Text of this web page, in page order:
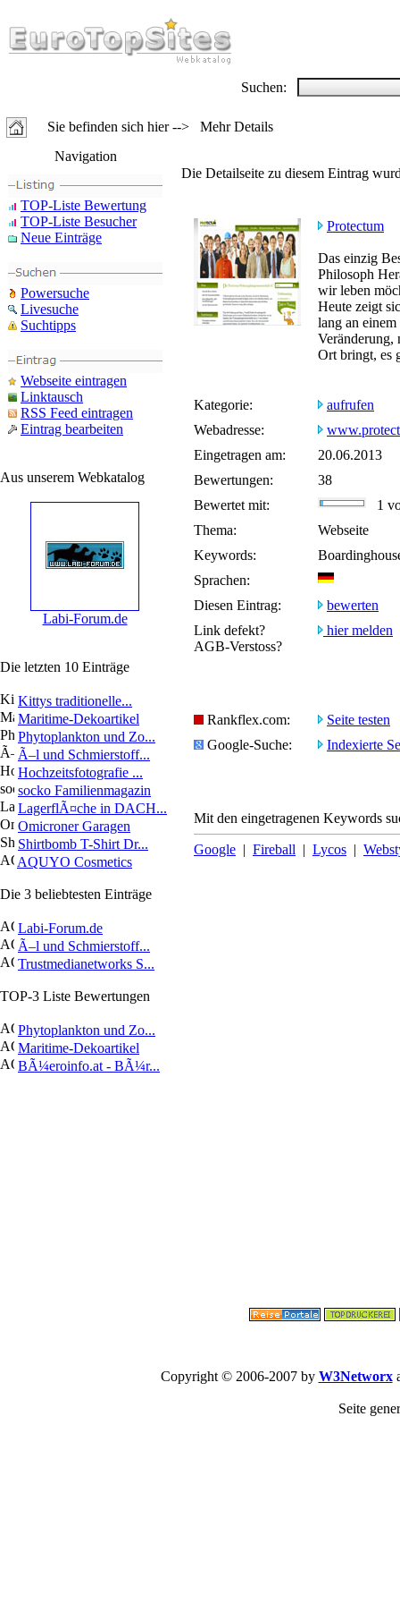
Suchen:
Sie befinden sich hier --> Mehr Details
Navigation
TOP-Liste Bewertung
TOP-Liste Besucher
Neue Einträge
Powersuche
Livesuche
Suchtipps
Webseite eintragen
Linktausch
RSS Feed eintragen
Eintrag bearbeiten
Aus unserem Webkatalog
Labi-Forum.de
Die letzten 10 Einträge
Kittys traditionelle...
Maritime-Dekoartikel
Phytoplankton und Zo...
Ã–l und Schmierstoff...
Hochzeitsfotografie ...
socko Familienmagazin
LagerflÃ¤che in DACH...
Omicroner Garagen
Shirtbomb T-Shirt Dr...
AQUYO Cosmetics
Die 3 beliebtesten Einträge
Labi-Forum.de
Ã–l und Schmierstoff...
Trustmedianetworks S...
TOP-3 Liste Bewertungen
Phytoplankton und Zo...
Maritime-Dekoartikel
BÃ¼eroinfo.at - BÃ¼r...
Die Detailseite zu diesem Eintrag
Protectum
Das einzig
Philosoph
wir leben
Heute zeigt
lang an
Veränderung,
Ort bringt, es
Kategorie:
aufrufen
Webadresse:
Eingetragen am:
20.06.2013
Bewertungen:
38
Bewertet mit:
1
Thema:
Webseite
Keywords:
Sprachen:
Diesen Eintrag:
bewerten
Link defekt?
AGB-Verstoss?
hier melden
Rankflex.com:
Seite testen
Google-Suche:
Indexierte
Mit den eingetragenen Keywords
Google | Fireball | Lycos |
Copyright © 2006-2007 by W3Networx
Seite